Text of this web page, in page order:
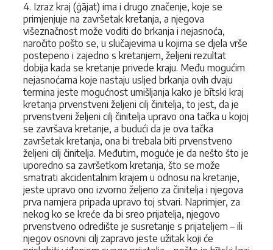
4. Izraz kraj (ġājat) ima i drugo značenje, koje se
primjenjuje na završetak kretanja, a njegova
višeznačnost može voditi do brkanja i nejasnoća,
naročito pošto se, u slučajevima u kojima se djela vrše
postepeno i zajedno s kretanjem, željeni rezultat
dobija kada se kretanje privede kraju. Među mogućim
nejasnoćama koje nastaju usljed brkanja ovih dvaju
termina jeste mogućnost umišljanja kako je bītski kraj
kretanja prvenstveni željeni cilj činitelja, to jest, da je
prvenstveni željeni cilj činitelja upravo ona tačka u kojoj
se završava kretanje, a budući da je ova tačka
završetak kretanja, ona bi trebala biti prvenstveno
željeni cilj činitelja. Međutim, moguće je da nešto što je
uporedno sa završetkom kretanja, što se može
smatrati akcidentalnim krajem u odnosu na kretanje,
jeste upravo ono izvorno željeno za činitelja i njegova
prva namjera pripada upravo toj stvari. Naprimjer, za
nekog ko se kreće da bi sreo prijatelja, njegovo
prvenstveno odredište je susretanje s prijateljem – ili
njegov osnovni cilj zapravo jeste užitak koji će